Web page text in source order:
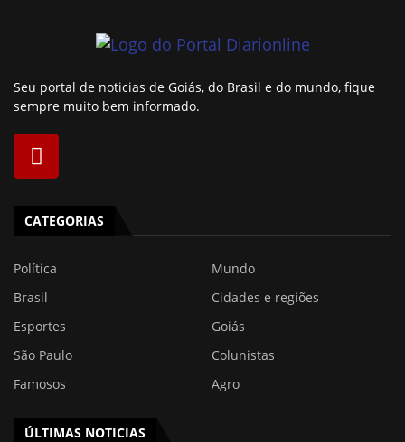
Seu portal de noticias de Goiás, do Brasil e do mundo, fique
sempre muito bem informado.
CATEGORIAS
Política
Mundo
Brasil
Cidades e regiões
Esportes
Goiás
São Paulo
Colunistas
Famosos
Agro
ÚLTIMAS NOTICIAS